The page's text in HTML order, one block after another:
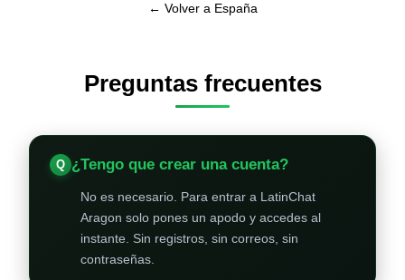
← Volver a España
Preguntas frecuentes
¿Tengo que crear una cuenta?
No es necesario. Para entrar a LatinChat
Aragon solo pones un apodo y accedes al
instante. Sin registros, sin correos, sin
contraseñas.